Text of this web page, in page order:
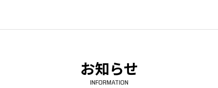
お知らせ
INFORMATION